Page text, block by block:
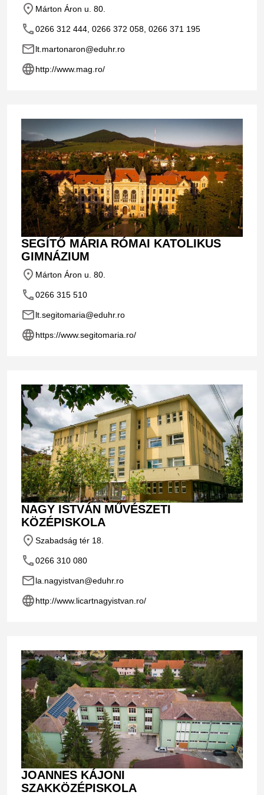
place Márton Áron u. 80.
phone0266 312 444, 0266 372 058, 0266 371 195
emaillt.martonaron@eduhr.ro
languagehttp://www.mag.ro/
SEGÍTŐ MÁRIA RÓMAI KATOLIKUS
GIMNÁZIUM
place Márton Áron u. 80.
phone0266 315 510
emaillt.segitomaria@eduhr.ro
languagehttps://www.segitomaria.ro/
NAGY ISTVÁN MŰVÉSZETI
KÖZÉPISKOLA
place Szabadság tér 18.
phone0266 310 080
emailla.nagyistvan@eduhr.ro
languagehttp://www.licartnagyistvan.ro/
JOANNES KÁJONI
SZAKKÖZÉPISKOLA